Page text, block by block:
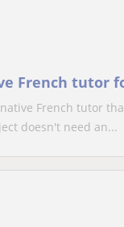
French tutor
French tutor
doesn't need an...